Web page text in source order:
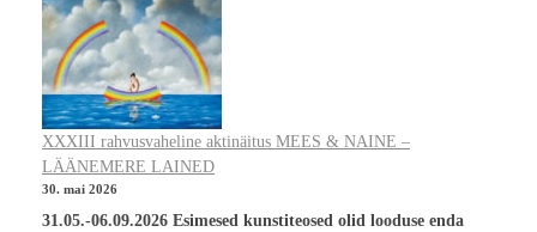
XXXIII rahvusvaheline aktinäitus MEES & NAINE –
LÄÄNEMERE LAINED
30. mai 2026
31.05.-06.09.2026 Esimesed kunstiteosed olid looduse enda